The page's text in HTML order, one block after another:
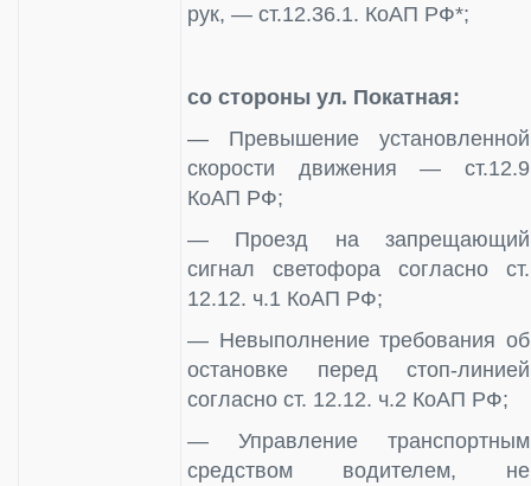
рук, — ст.12.36.1. КоАП РФ*;
со стороны ул. Покатная:
— Превышение установленной
скорости движения — ст.12.9
КоАП РФ;
— Проезд на запрещающий
сигнал светофора согласно ст.
12.12. ч.1 КоАП РФ;
— Невыполнение требования об
остановке перед стоп-линией
согласно ст. 12.12. ч.2 КоАП РФ;
— Управление транспортным
средством водителем, не